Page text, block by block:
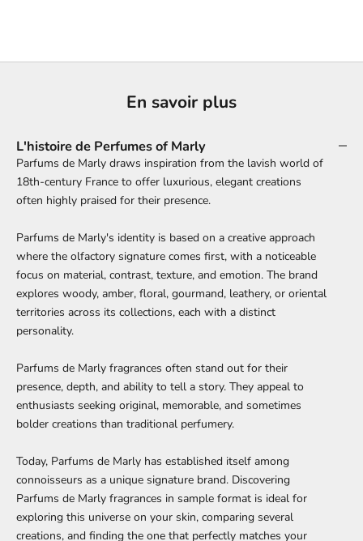
En savoir plus
L'histoire de Perfumes of Marly
Parfums de Marly draws inspiration from the lavish world of
18th-century France to offer luxurious, elegant creations
often highly praised for their presence.
Parfums de Marly's identity is based on a creative approach
where the olfactory signature comes first, with a noticeable
focus on material, contrast, texture, and emotion. The brand
explores woody, amber, floral, gourmand, leathery, or oriental
territories across its collections, each with a distinct
personality.
Parfums de Marly fragrances often stand out for their
presence, depth, and ability to tell a story. They appeal to
enthusiasts seeking original, memorable, and sometimes
bolder creations than traditional perfumery.
Today, Parfums de Marly has established itself among
connoisseurs as a unique signature brand. Discovering
Parfums de Marly fragrances in sample format is ideal for
exploring this universe on your skin, comparing several
creations, and finding the one that perfectly matches your